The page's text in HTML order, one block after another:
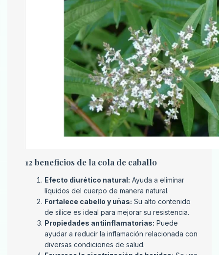
12 beneficios de la cola de caballo
Efecto diurético natural: Ayuda a eliminar
líquidos del cuerpo de manera natural.
Fortalece cabello y uñas: Su alto contenido
de sílice es ideal para mejorar su resistencia.
Propiedades antiinflamatorias: Puede
ayudar a reducir la inflamación relacionada con
diversas condiciones de salud.